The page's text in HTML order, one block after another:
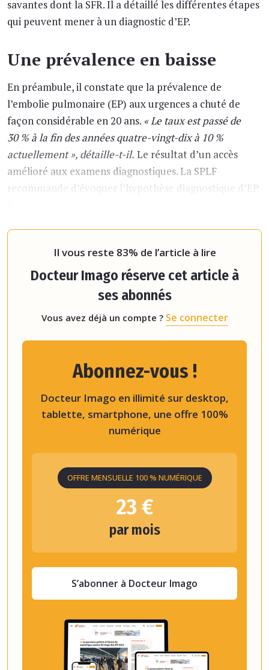
savantes dont la SFR. Il a détaillé les différentes étapes
qui peuvent mener à un diagnostic d’EP.
Une prévalence en baisse
En préambule, il constate que la prévalence de
l’embolie pulmonaire (EP) aux urgences a chuté de
façon considérable en 20 ans. « Le taux est passé de
30 % à la fin des années quatre-vingt-dix à 10 %
actuellement », détaille-t-il. Le résultat d’un accès
amélioré aux examens diagnostiques. La SPLF
recommande d’évoquer l’hypothèse diagnostique d’EP
Il vous reste 83% de l’article à lire
Docteur Imago réserve cet article à
ses abonnés
Vous avez déjà un compte ? Se connecter
Abonnez-vous !
Docteur Imago en illimité sur desktop,
tablette, smartphone, une offre 100%
numérique
OFFRE MENSUELLE 100 % NUMÉRIQUE
23 €
par mois
S’abonner à Docteur Imago